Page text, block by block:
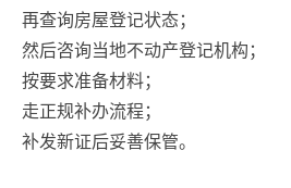
再查询房屋登记状态；
然后咨询当地不动产登记机构；
按要求准备材料；
走正规补办流程；
补发新证后妥善保管。